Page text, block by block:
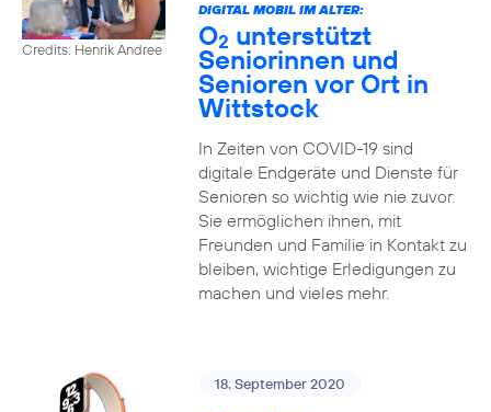
Credits: Henrik Andree
DIGITAL MOBIL IM ALTER:
O2 unterstützt
Seniorinnen und
Senioren vor Ort in
Wittstock
In Zeiten von COVID-19 sind
digitale Endgeräte und Dienste für
Senioren so wichtig wie nie zuvor.
Sie ermöglichen ihnen, mit
Freunden und Familie in Kontakt zu
bleiben, wichtige Erledigungen zu
machen und vieles mehr.
18. September 2020